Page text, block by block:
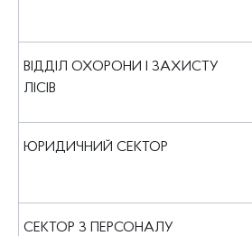
ВІДДІЛ ОХОРОНИ І ЗАХИСТУ
ЛІСІВ
ЮРИДИЧНИЙ СЕКТОР
СЕКТОР З ПЕРСОНАЛУ